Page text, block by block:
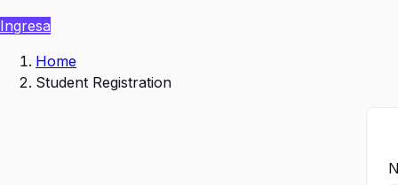
Ingresa
Home
Student Registration